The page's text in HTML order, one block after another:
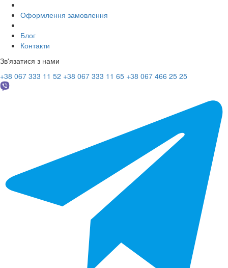
Оформлення замовлення
Блог
Контакти
Зв'язатися з нами
+38 067 333 11 52 +38 067 333 11 65 +38 067 466 25 25